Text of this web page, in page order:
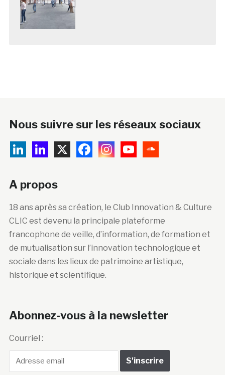
Nous suivre sur les réseaux sociaux
A propos
18 ans après sa création, le Club Innovation & Culture
CLIC est devenu la principale plateforme
francophone de veille, d’information, de formation et
de mutualisation sur l’innovation technologique et
sociale dans les lieux de patrimoine artistique,
historique et scientifique.
Abonnez-vous à la newsletter
Courriel :